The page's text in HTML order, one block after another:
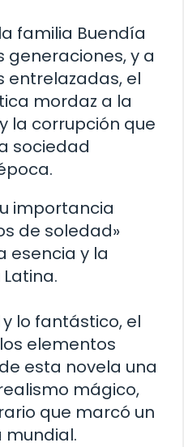
familia Buendía
generaciones, y a
entrelazadas, el
mordaz a la
la corrupción que
sociedad
importancia
de soledad»
esencia y la
lo fantástico, el
elementos
esta novela una
mágico,
que marcó un
mundial.